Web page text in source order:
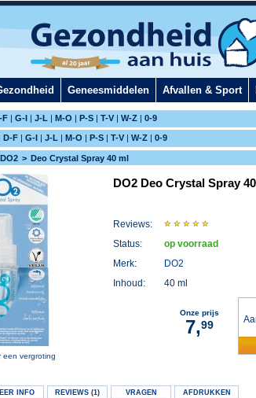
Geneesmiddelen Afvallen & Sport
F | G-I | J-L | M-O | P-S | T-V | W-Z | 0-9
D-F | G-I | J-L | M-O | P-S | T-V | W-Z | 0-9
DO2 Deo Crystal Spray 40 ml
een vergroting
DO2 Deo Crystal Spray
Reviews:
Status:
op voorraad
Merk:
DO2
Inhoud:
40 ml
Onze prijs
7,99
INFO REVIEWS (1) VRAGEN AFDRUKKEN